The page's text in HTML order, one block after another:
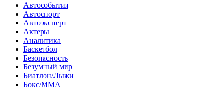
Автособытия
Автоспорт
Автоэксперт
Актеры
Аналитика
Баскетбол
Безопасность
Безумный мир
Биатлон/Лыжи
Бокс/MMA